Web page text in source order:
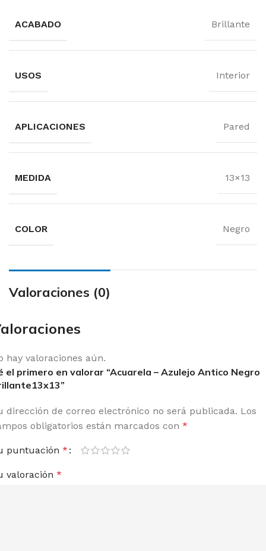
ACABADO Brillante
USOS Interior
APLICACIONES Pared
MEDIDA 13×13
COLOR Negro
Valoraciones (0)
hay valoraciones aún.
el primero en valorar “Acuarela – Azulejo Antico Negro
dirección de correo electrónico no será publicada. Los
obligatorios están marcados con *
puntuación *
valoración *